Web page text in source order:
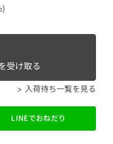
)
受け取る
入荷待ち一覧を見る
LINEでおねだり